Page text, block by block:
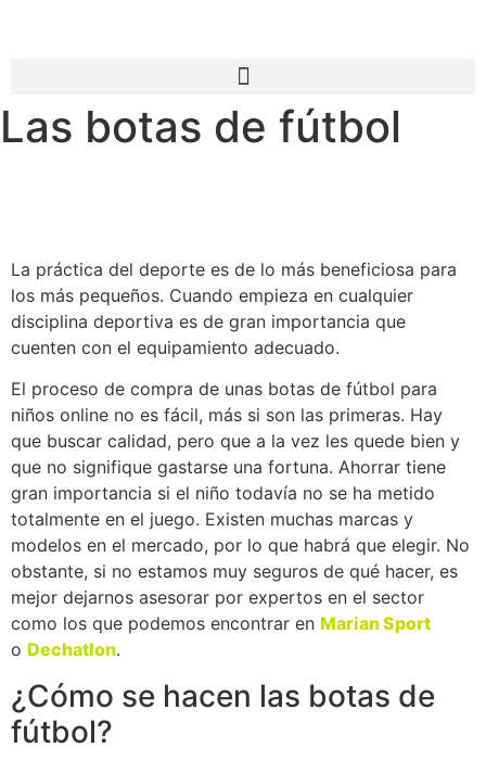
Las botas de fútbol
La práctica del deporte es de lo más beneficiosa para
los más pequeños. Cuando empieza en cualquier
disciplina deportiva es de gran importancia que
cuenten con el equipamiento adecuado.
El proceso de compra de unas botas de fútbol para
niños online no es fácil, más si son las primeras. Hay
que buscar calidad, pero que a la vez les quede bien y
que no signifique gastarse una fortuna. Ahorrar tiene
gran importancia si el niño todavía no se ha metido
totalmente en el juego. Existen muchas marcas y
modelos en el mercado, por lo que habrá que elegir. No
obstante, si no estamos muy seguros de qué hacer, es
mejor dejarnos asesorar por expertos en el sector
como los que podemos encontrar en Marian Sport
o Dechatlon.
¿Cómo se hacen las botas de
fútbol?